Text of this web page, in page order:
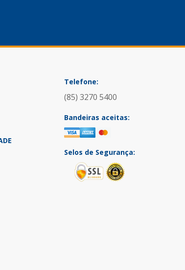
Telefone:
(85) 3270 5400
Bandeiras aceitas:
Selos de Segurança: